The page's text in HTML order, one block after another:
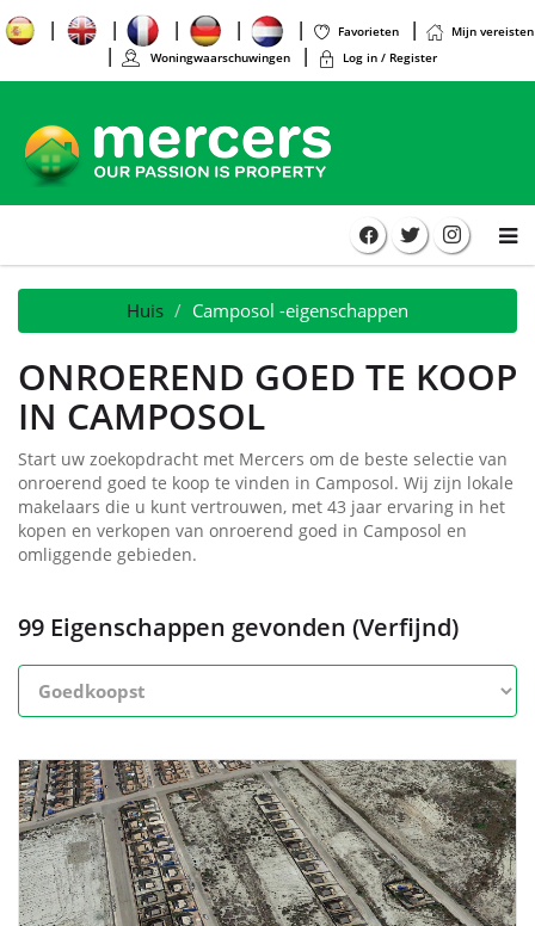
Favorieten
Mijn vereisten
Woningwaarschuwingen
Log in / Register
Huis Camposol -eigenschappen
ONROEREND GOED TE KOOP
IN CAMPOSOL
Start uw zoekopdracht met Mercers om de beste selectie van
onroerend goed te koop te vinden in Camposol. Wij zijn lokale
makelaars die u kunt vertrouwen, met 43 jaar ervaring in het
kopen en verkopen van onroerend goed in Camposol en
omliggende gebieden.
99 Eigenschappen gevonden (Verfijnd)